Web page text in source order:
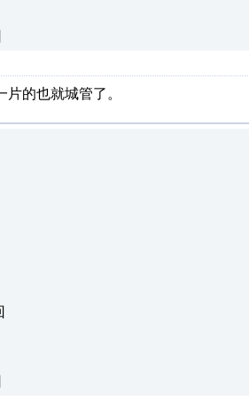
的也就城管了。